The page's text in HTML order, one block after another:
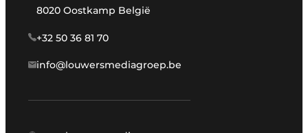
8020 Oostkamp België
+32 50 36 81 70
info@louwersmediagroep.be